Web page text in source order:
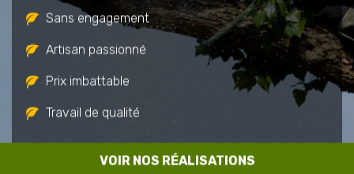
VOIR NOS RÉALISATIONS
Sans engagement
Artisan passionné
Prix imbattable
Travail de qualité